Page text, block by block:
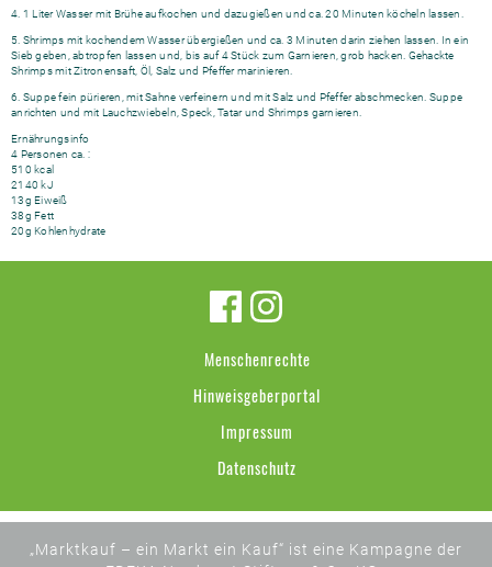
4. 1 Liter Wasser mit Brühe aufkochen und dazugießen und ca. 20 Minuten köcheln lassen.
5. Shrimps mit kochendem Wasser übergießen und ca. 3 Minuten darin ziehen lassen. In ein
Sieb geben, abtropfen lassen und, bis auf 4 Stück zum Garnieren, grob hacken. Gehackte
Shrimps mit Zitronensaft, Öl, Salz und Pfeffer marinieren.
6. Suppe fein pürieren, mit Sahne verfeinern und mit Salz und Pfeffer abschmecken. Suppe
anrichten und mit Lauchzwiebeln, Speck, Tatar und Shrimps garnieren.
Ernährungsinfo
4 Personen ca. :
510 kcal
2140 kJ
13g Eiweiß
38g Fett
20g Kohlenhydrate
Menschenrechte
Hinweisgeberportal
Impressum
Datenschutz
„Marktkauf – ein Markt ein Kauf“ ist eine Kampagne der